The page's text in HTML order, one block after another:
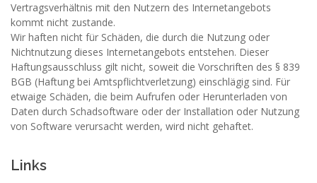
Vertragsverhältnis mit den Nutzern des Internetangebots
kommt nicht zustande.
Wir haften nicht für Schäden, die durch die Nutzung oder
Nichtnutzung dieses Internetangebots entstehen. Dieser
Haftungsausschluss gilt nicht, soweit die Vorschriften des § 839
BGB (Haftung bei Amtspflichtverletzung) einschlägig sind. Für
etwaige Schäden, die beim Aufrufen oder Herunterladen von
Daten durch Schadsoftware oder der Installation oder Nutzung
von Software verursacht werden, wird nicht gehaftet.
Links